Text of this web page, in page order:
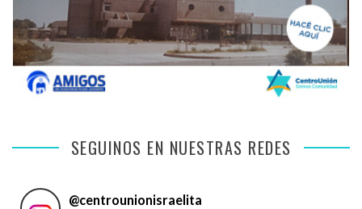
SEGUINOS EN NUESTRAS REDES
@centrounionisraelita